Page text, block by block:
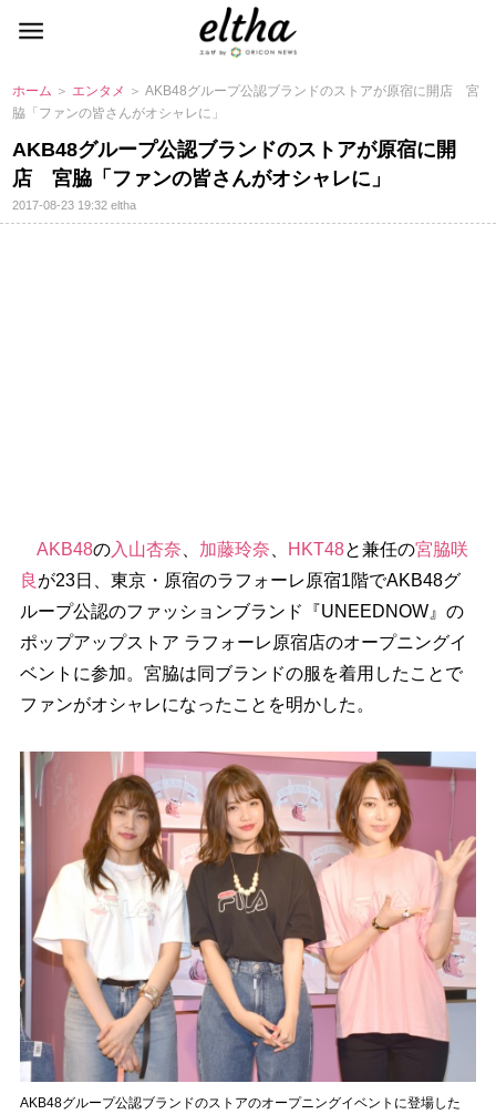
ホーム ＞ エンタメ ＞ AKB48グループ公認ブランドのストアが原宿に開店 宮
脇「ファンの皆さんがオシャレに」
AKB48グループ公認ブランドのストアが原宿に開
店 宮脇「ファンの皆さんがオシャレに」
2017-08-23 19:32eltha
AKB48の入山杏奈 加藤玲奈 HKT48と兼任の宮脇咲
良 が23日、東京・原宿のラフォーレ原宿1階でAKB48グ
ループ公認のファッションブランド『UNEEDNOW』の
ポップアップストア ラフォーレ原宿店のオープニングイ
ベントに参加。宮脇は同ブランドの服を着用したことで
ファンがオシャレになったことを明かした。
AKB48グループ公認ブランドのストアのオープニングイベントに登場した